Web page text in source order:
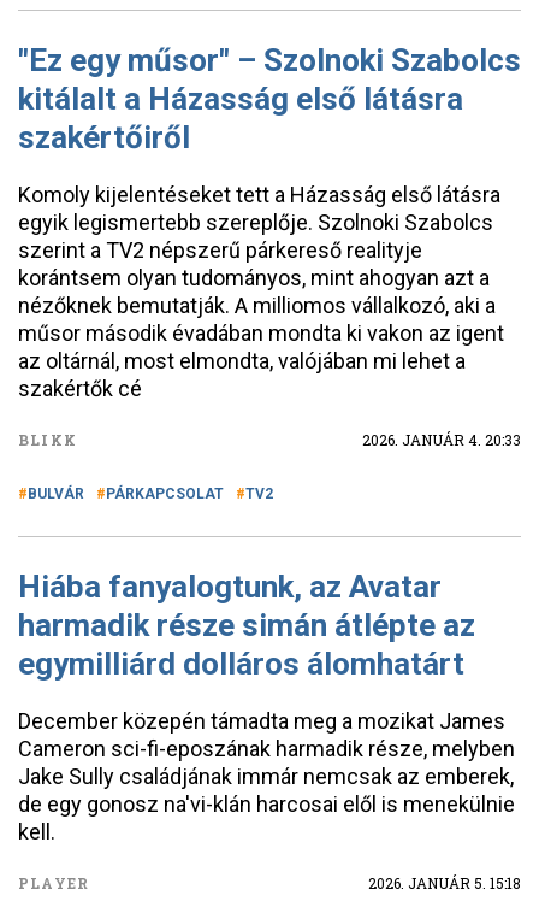
"Ez egy műsor" – Szolnoki Szabolcs
kitálalt a Házasság első látásra
szakértőiről
Komoly kijelentéseket tett a Házasság első látásra
egyik legismertebb szereplője. Szolnoki Szabolcs
szerint a TV2 népszerű párkereső realityje
korántsem olyan tudományos, mint ahogyan azt a
nézőknek bemutatják. A milliomos vállalkozó, aki a
műsor második évadában mondta ki vakon az igent
az oltárnál, most elmondta, valójában mi lehet a
szakértők cé
BLIKK 2026. JANUÁR 4. 20:33
BULVÁR PÁRKAPCSOLAT TV2
Hiába fanyalogtunk, az Avatar
harmadik része simán átlépte az
egymilliárd dolláros álomhatárt
December közepén támadta meg a mozikat James
Cameron sci-fi-eposzának harmadik része, melyben
Jake Sully családjának immár nemcsak az emberek,
de egy gonosz na'vi-klán harcosai elől is menekülnie
kell.
PLAYER 2026. JANUÁR 5. 15:18